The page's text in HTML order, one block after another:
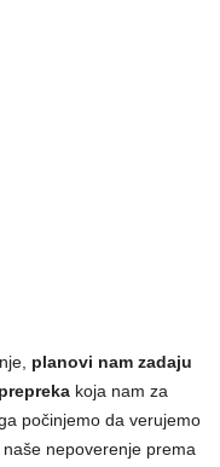
planovi nam zadaju
koja nam za
počinjemo da verujemo
nepoverenje prema